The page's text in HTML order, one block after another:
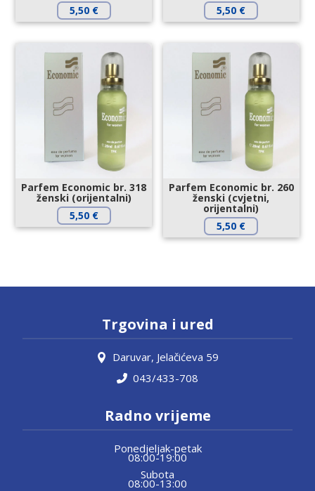
5,50 €
5,50 €
Parfem Economic br. 318
ženski (orijentalni)
5,50 €
Parfem Economic br. 260
ženski (cvjetni,
orijentalni)
5,50 €
Trgovina i ured
Daruvar, Jelačićeva 59
043/433-708
Radno vrijeme
Ponedjeljak-petak
08:00-19:00
Subota
08:00-13:00